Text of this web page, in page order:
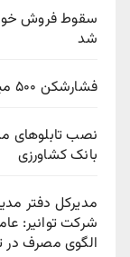
شد
فشارشکن ۵۰۰ میلی متری جنت آباد جنوبی تعویض شد
نصب تابلوهای
بانک کشاورزی
مدیرکل دفتر
شرکت توانیر:
الگوی مصرف در